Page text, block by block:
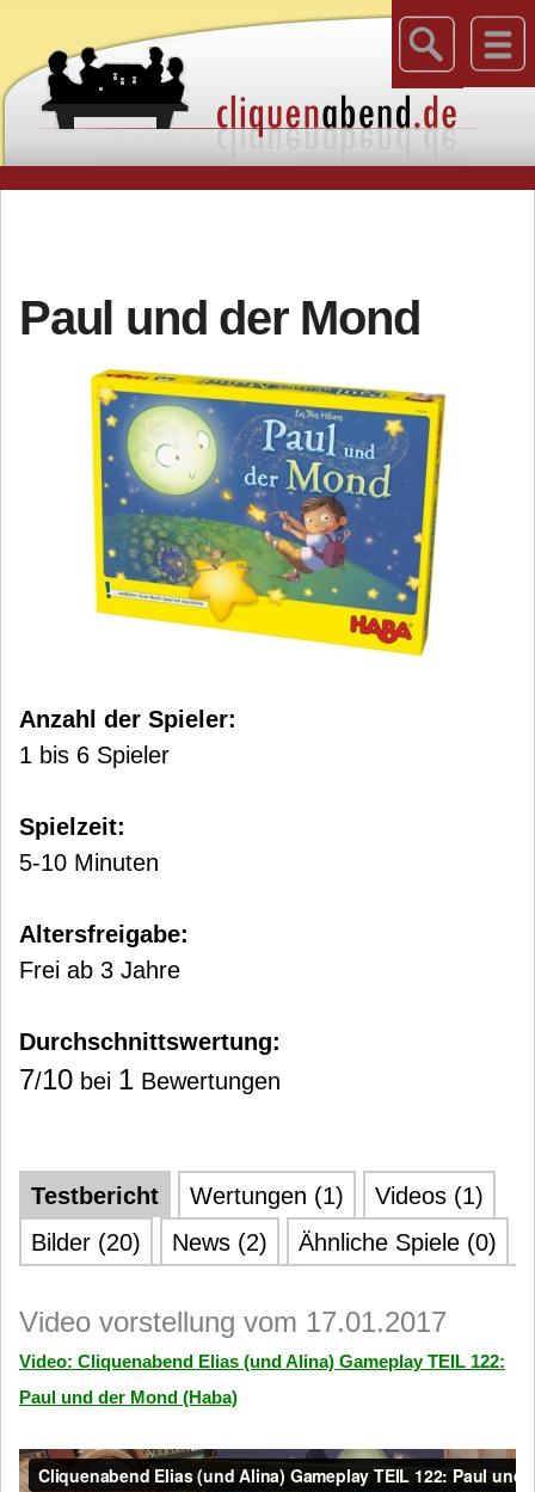
Paul und der Mond
Anzahl der Spieler:
1 bis 6 Spieler
Spielzeit:
5-10 Minuten
Altersfreigabe:
Frei ab 3 Jahre
Durchschnittswertung:
7/10 bei 1 Bewertungen
Testbericht Wertungen (1)
Videos (1)
Bilder (20)
News (2) Ähnliche Spiele (0)
Video vorstellung vom 17.01.2017
Video: Cliquenabend Elias (und Alina) Gameplay TEIL 122:
Paul und der Mond (Haba)